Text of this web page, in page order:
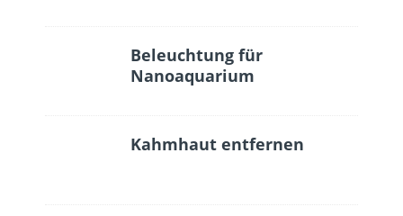
Beleuchtung für
Nanoaquarium
Kahmhaut entfernen